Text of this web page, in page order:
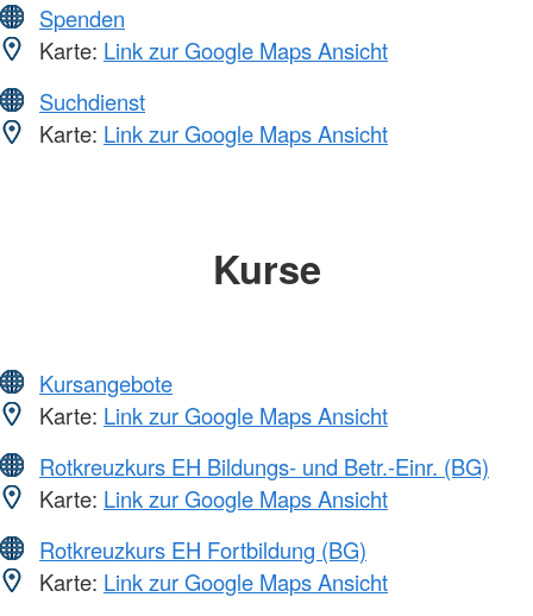
Spenden
Karte: Link zur Google Maps Ansicht
Suchdienst
Karte: Link zur Google Maps Ansicht
Kurse
Kursangebote
Karte: Link zur Google Maps Ansicht
Rotkreuzkurs EH Bildungs- und Betr.-Einr. (BG)
Karte: Link zur Google Maps Ansicht
Rotkreuzkurs EH Fortbildung (BG)
Karte: Link zur Google Maps Ansicht